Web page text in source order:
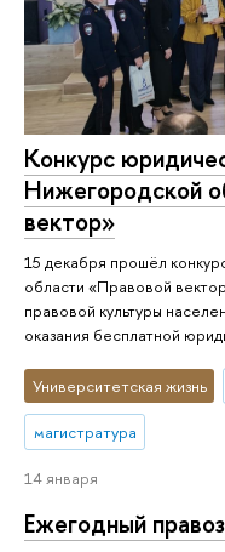
Конкурс
Нижегородской
вектор»
15 декабря прошёл
области «Правовой
правовой культуры
оказания бесплатной
Университетская жизнь
магистратура
14 января
Ежегодный